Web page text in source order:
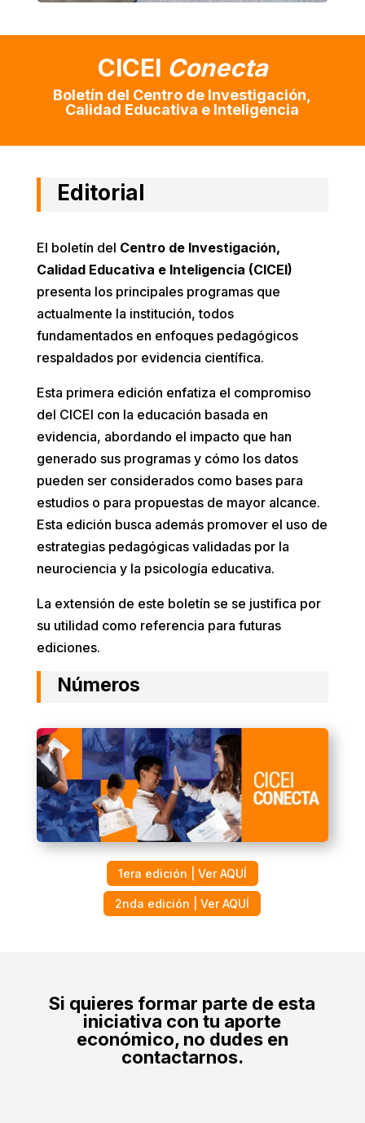
CICEI Conecta
Boletín del Centro de Investigación,
Calidad Educativa e Inteligencia
Editorial
El boletín del Centro de Investigación,
Calidad Educativa e Inteligencia (CICEI)
presenta los principales programas que
actualmente la institución, todos
fundamentados en enfoques pedagógicos
respaldados por evidencia científica.
Esta primera edición enfatiza el compromiso
del CICEI con la educación basada en
evidencia, abordando el impacto que han
generado sus programas y cómo los datos
pueden ser considerados como bases para
estudios o para propuestas de mayor alcance.
Esta edición busca además promover el uso de
estrategias pedagógicas validadas por la
neurociencia y la psicología educativa.
La extensión de este boletín se se justifica por
su utilidad como referencia para futuras
ediciones.
Números
1era edición | Ver AQUÍ
2nda edición | Ver AQUÍ
Si quieres formar parte de esta
iniciativa con tu aporte
económico, no dudes en
contactarnos.